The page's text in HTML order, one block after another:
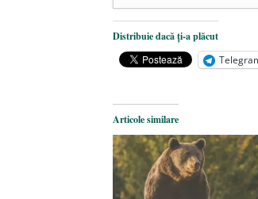
Dezvăluiri
Statul care
Legea Vexler
Distribuie dacă ți-a plăcut
Articole similare